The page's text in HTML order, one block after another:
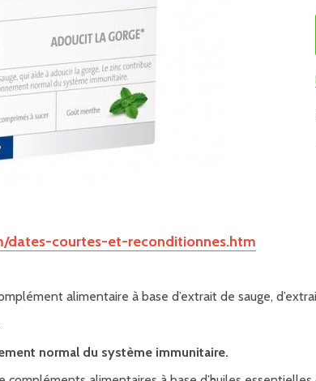
dates-courtes-et-reconditionnes.htm
alimentaire à base d’extrait de sauge,
normal du système immunitaire.